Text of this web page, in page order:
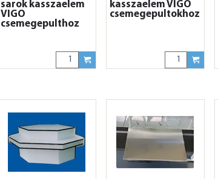
sarok kasszaelem
VIGO
csemegepulthoz
kasszaelem VIGO
csemegepultokhoz